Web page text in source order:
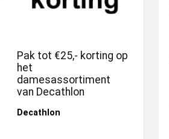
Pak tot €25,- korting op
het
damesassortiment
van Decathlon
Decathlon